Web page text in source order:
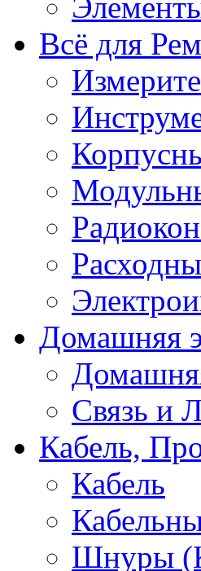
Всё для
Домашняя
Связь и
Кабель,
Кабель
Шнуры